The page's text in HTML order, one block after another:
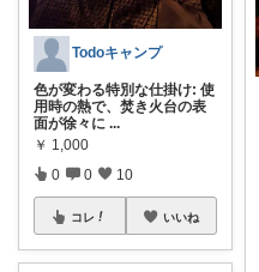
Todoキャンプ
色が変わる特別な仕掛け: 使
用時の熱で、焚き火台の表
面が徐々に ...
￥ 1,000
0 0 10
コレ いいね